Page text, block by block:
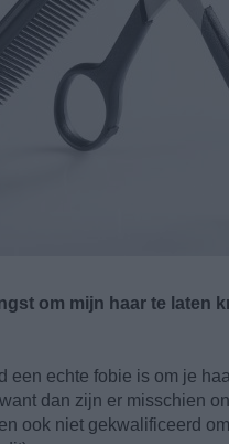
om mijn haar te laten
een echte fobie is om je
dan zijn er misschien
ook niet gekwalificeerd